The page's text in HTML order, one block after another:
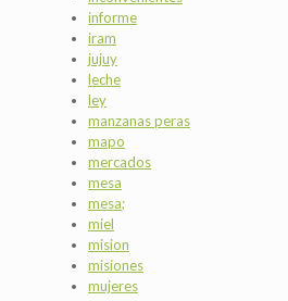
informe
iram
jujuy
leche
ley
manzanas peras
mapo
mercados
mesa
mesa;
miel
mision
misiones
mujeres